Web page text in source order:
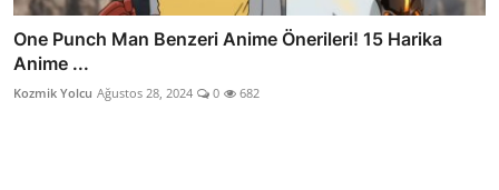
One Punch Man Benzeri Anime Önerileri! 15 Harika
Anime ...
Kozmik Yolcu Ağustos 28, 2024 0 682